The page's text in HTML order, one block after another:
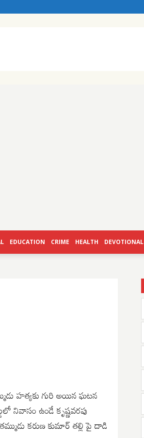
EDUCATION CRIME HEALTH DEVOTIONAL
హత్యకు గురి అయిన ఘటన
నివాసం ఉండే కృష్ణవరపు
కరుణ కుమార్ తల్లి పై దాడి